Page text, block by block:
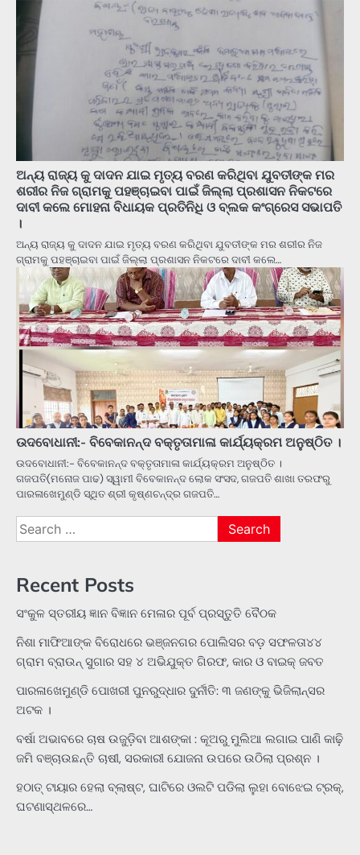
ଅନ୍ୟ ରାଜ୍ୟ କୁ ଦାଦନ ଯାଇ ମୃତ୍ୟ ବରଣ କରିଥିବା ଯୁବତୀଙ୍କ ମର
ଶରୀର ନିଜ ଗ୍ରାମକୁ ପହଞ୍ଚାଇବା ପାଇଁ ଜିଲ୍ଲା ପ୍ରଶାସନ ନିକଟରେ
ଦାବୀ କଲେ ମୋହନା ବିଧାୟକ ପ୍ରତିନିଧି ଓ ବ୍ଲକ କଂଗ୍ରେସ ସଭାପତି
।
ଅନ୍ୟ ରାଜ୍ୟ କୁ ଦାଦନ ଯାଇ ମୃତ୍ୟ ବରଣ କରିଥିବା ଯୁବତୀଙ୍କ ମର ଶରୀର ନିଜ
ଗ୍ରାମକୁ ପହଞ୍ଚାଇବା ପାଇଁ ଜିଲ୍ଲା ପ୍ରଶାସନ ନିକଟରେ ଦାବୀ କଲେ…
ଉଦବୋଧାନୀ:- ବିବେକାନନ୍ଦ ବକ୍ତୃତାମାଳା କାର୍ଯ୍ୟକ୍ରମ ଅନୁଷ୍ଠିତ ।
ଉଦବୋଧାନୀ:- ବିବେକାନନ୍ଦ ବକ୍ତୃତାମାଳା କାର୍ଯ୍ୟକ୍ରମ ଅନୁଷ୍ଠିତ ।
ଗଜପତି(ମନୋଜ ପାଢ) ସ୍ୱାମୀ ବିବେକାନନ୍ଦ ଲୋକ ସଂସଦ, ଗଜପତି ଶାଖା ତରଫରୁ
ପାରଳାଖେମୁଣ୍ଡି ସ୍ଥିତ ଶ୍ରୀ କୃଷ୍ଣଚନ୍ଦ୍ର ଗଜପତି…
Search
for:
Recent Posts
ସଂକୁଳ ସ୍ତରୀୟ ଜ୍ଞାନ ବିଜ୍ଞାନ ମେଳାର ପୂର୍ବ ପ୍ରସ୍ତୁତି ବୈଠକ
ନିଶା ମାଫିଆଙ୍କ ବିରୋଧରେ ଭଞ୍ଜନଗର ପୋଲିସର ବଡ଼ ସଫଳତା୪୪
ଗ୍ରାମ ବ୍ରାଉନ୍ ସୁଗାର ସହ ୪ ଅଭିଯୁକ୍ତ ଗିରଫ, କାର ଓ ବାଇକ୍ ଜବତ
ପାରଳାଖେମୁଣ୍ଡି ପୋଖରୀ ପୁନରୁଦ୍ଧାର ଦୁର୍ନୀତି: ୩ ଜଣଙ୍କୁ ଭିଜିଲାନ୍ସର
ଅଟକ ।
ବର୍ଷା ଅଭାବରେ ଚାଷ ଉଜୁଡ଼ିବା ଆଶଙ୍କା : କୂଅରୁ ମୁଲିଆ ଲଗାଇ ପାଣି କାଢ଼ି
ଜମି ବଞ୍ଚାଉଛନ୍ତି ଚାଷୀ, ସରକାରୀ ଯୋଜନା ଉପରେ ଉଠିଲା ପ୍ରଶ୍ନ ।
ହଠାତ୍‌ ଟାୟାର ହେଲା ବ୍ଲାଷ୍ଟ, ଘାଟିରେ ଓଲଟି ପଡିଲା ଲୁହା ବୋଝେଇ ଟ୍ରକ୍‌,
ଘଟଣାସ୍ଥଳରେ…